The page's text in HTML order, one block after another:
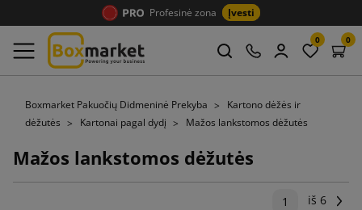
Profesinė zona Įvesti
0 0
Boxmarket Pakuočių Didmeninė Prekyba
Kartono dėžės ir
dėžutės
Kartonai pagal dydį Mažos lankstomos dėžutės
Mažos lankstomos dėžutės
1 iš 6